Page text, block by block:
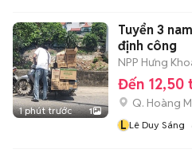
1 phút trước 1
Tuyển 3
định công
NPP Hưng
Đến 12,50
Q. Hoàng
L Lê Duy Sáng